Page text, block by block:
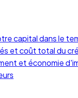
capital dans le
et coût total du
et économie